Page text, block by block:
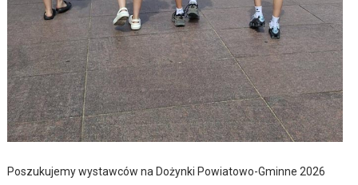
Poszukujemy wystawców na Dożynki Powiatowo-Gminne 2026